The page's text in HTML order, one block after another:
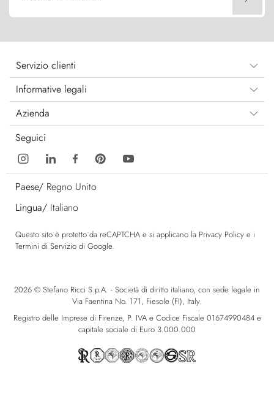
Servizio clienti
Informative legali
Azienda
Seguici
Paese/ Regno Unito
Lingua/ Italiano
Questo sito è protetto da reCAPTCHA e si applicano la Privacy Policy e i
Termini di Servizio di Google.
2026 © Stefano Ricci S.p.A. - Società di diritto italiano, con sede legale in
Via Faentina No. 171, Fiesole (FI), Italy.
Registro delle Imprese di Firenze, P. IVA e Codice Fiscale 01674990484 e
capitale sociale di Euro 3.000.000